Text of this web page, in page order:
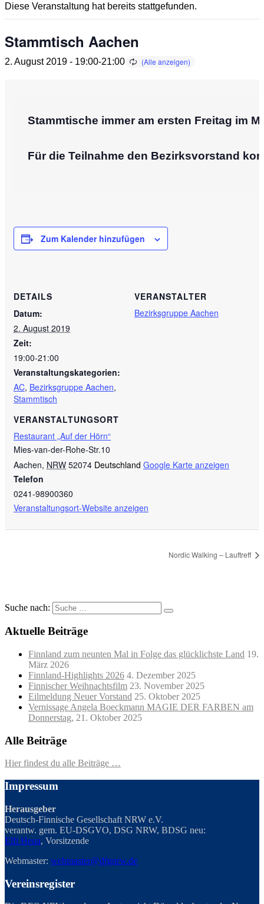
Diese Veranstaltung hat bereits stattgefunden.
Stammtisch Aachen
2. August 2019 - 19:00-21:00
Stammtische immer am ersten Freitag im
Für die Teilnahme den
Zum Kalender hinzufügen
DETAILS
Datum:
2. August 2019
Zeit:
19:00-21:00
Veranstaltungskategorien:
AC, Bezirksgruppe Aachen,
Stammtisch
VERANSTALTUNGSORT
Restaurant „Auf der Hörn“
Mies-van-der-Rohe-Str.10
Aachen, NRW 52074 Deutschland Google Karte anzeigen
Telefon
0241-98900360
Veranstaltungsort-Website anzeigen
VERANSTALTER
Bezirksgruppe Aachen
Nordic Walking – Lauftreff
Suche nach:
Aktuelle Beiträge
Finnland zum neunten Mal in Folge das glücklichste Land 19.
März 2026
Finnland-Highlights 2026 4. Dezember 2025
Finnischer Weihnachtsfilm 23. November 2025
Eilmeldung Neuer Vorstand 25. Oktober 2025
Vernissage Angela Boeckmann MAGIE DER FARBEN am
Donnerstag, 21. Oktober 2025
Alle Beiträge
Hier findest du alle Beiträge …
Impressum
Herausgeber
Deutsch-Finnische Gesellschaft NRW e.V.
verantw. gem. EU-DSGVO, DSG NRW, BDSG neu:
Elfi Heua, Vorsitzende
Webmaster: webmaster@dfgnrw.de
Vereinsregister